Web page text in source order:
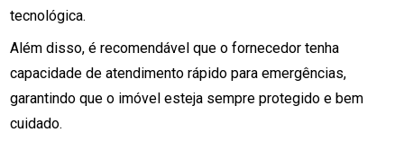
tecnológica.
Além disso, é recomendável que o fornecedor tenha
capacidade de atendimento rápido para emergências,
garantindo que o imóvel esteja sempre protegido e bem
cuidado.